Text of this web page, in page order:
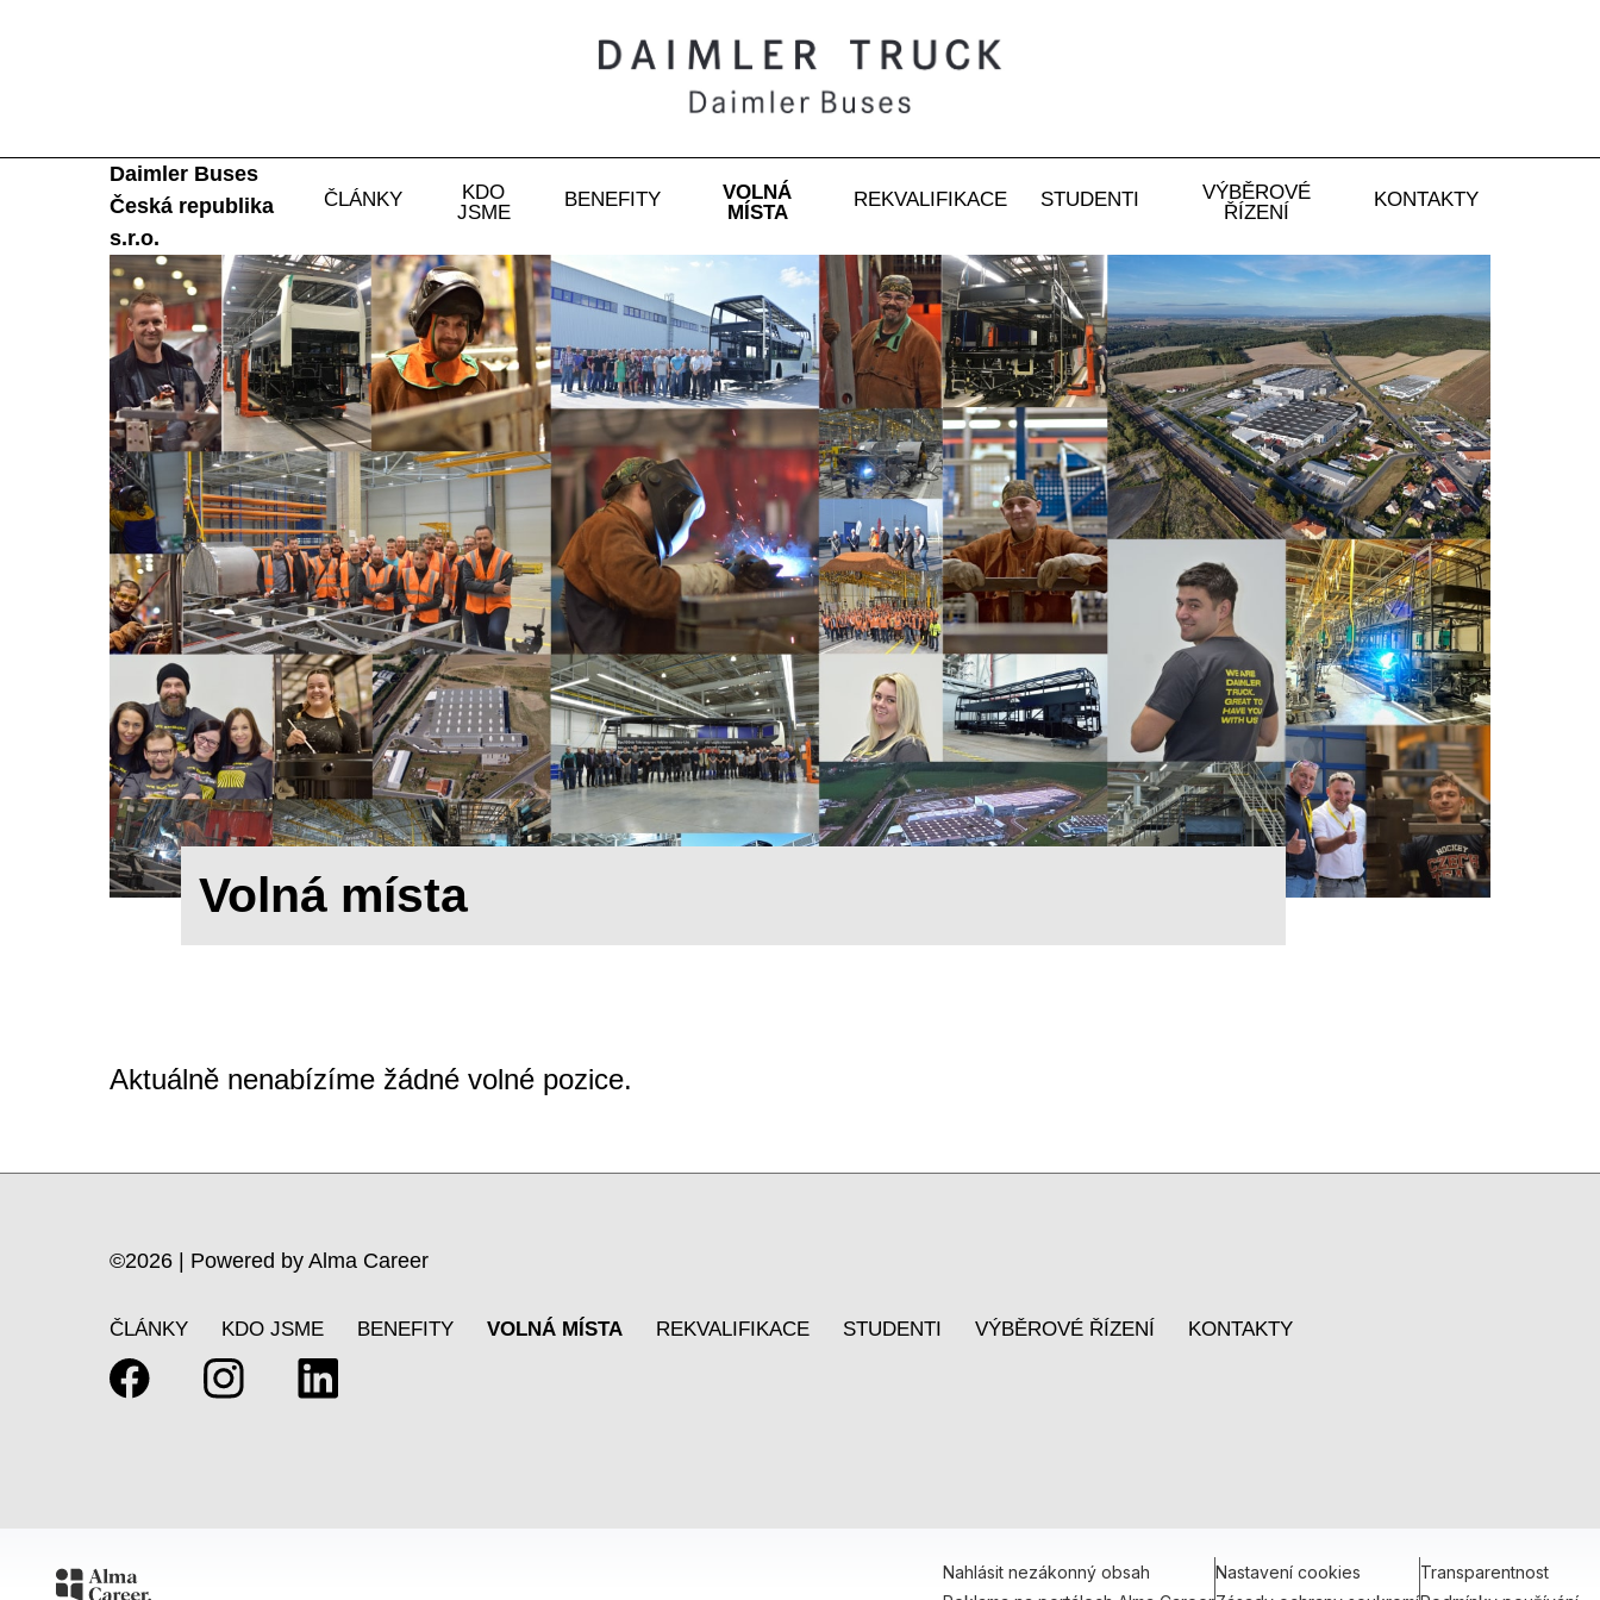
Daimler Buses
Česká republika
s.r.o.
ČLÁNKY
KDO
JSME
BENEFITY
VOLNÁ
MÍSTA
REKVALIFIKACE STUDENTI
VÝBĚROVÉ
ŘÍZENÍ
KONTAKTY
Volná místa
Aktuálně nenabízíme žádné volné pozice.
©2026 | Powered by Alma Career
ČLÁNKY KDO JSME BENEFITY VOLNÁ MÍSTA REKVALIFIKACE STUDENTI VÝBĚROVÉ ŘÍZENÍ KONTAKTY
Nahlásit nezákonný obsah Nastavení cookies
Transparentnost